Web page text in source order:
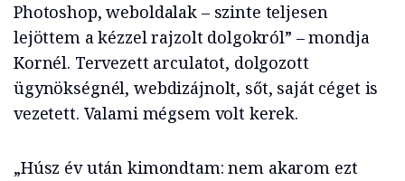
Photoshop, weboldalak – szinte teljesen
lejöttem a kézzel rajzolt dolgokról” – mondja
Kornél. Tervezett arculatot, dolgozott
ügynökségnél, webdizájnolt, sőt, saját céget is
vezetett. Valami mégsem volt kerek.
„Húsz év után kimondtam: nem akarom ezt